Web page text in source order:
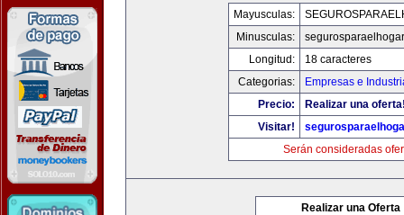
Mayusculas:
Minusculas:
Longitud:
18 caracteres
Categorias:
Empresas e
Precio:
Realizar una
Visitar!
Serán consideradas
Realizar una Oferta